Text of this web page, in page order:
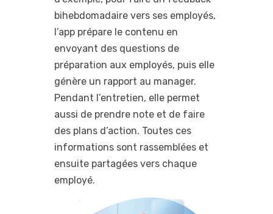
bihebdomadaire vers ses employés,
l’app prépare le contenu en
envoyant des questions de
préparation aux employés, puis elle
génère un rapport au manager.
Pendant l’entretien, elle permet
aussi de prendre note et de faire
des plans d’action. Toutes ces
informations sont rassemblées et
ensuite partagées vers chaque
employé.